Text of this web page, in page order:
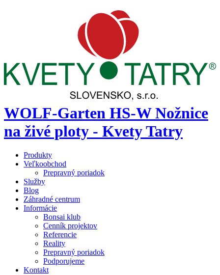
WOLF-Garten HS-W Nožnice
na živé ploty - Kvety Tatry
Produkty
Veľkoobchod
Prepravný poriadok
Služby
Blog
Záhradné centrum
Informácie
Bonsai klub
Cenník projektov
Referencie
Reality
Prepravný poriadok
Podporujeme
Kontakt